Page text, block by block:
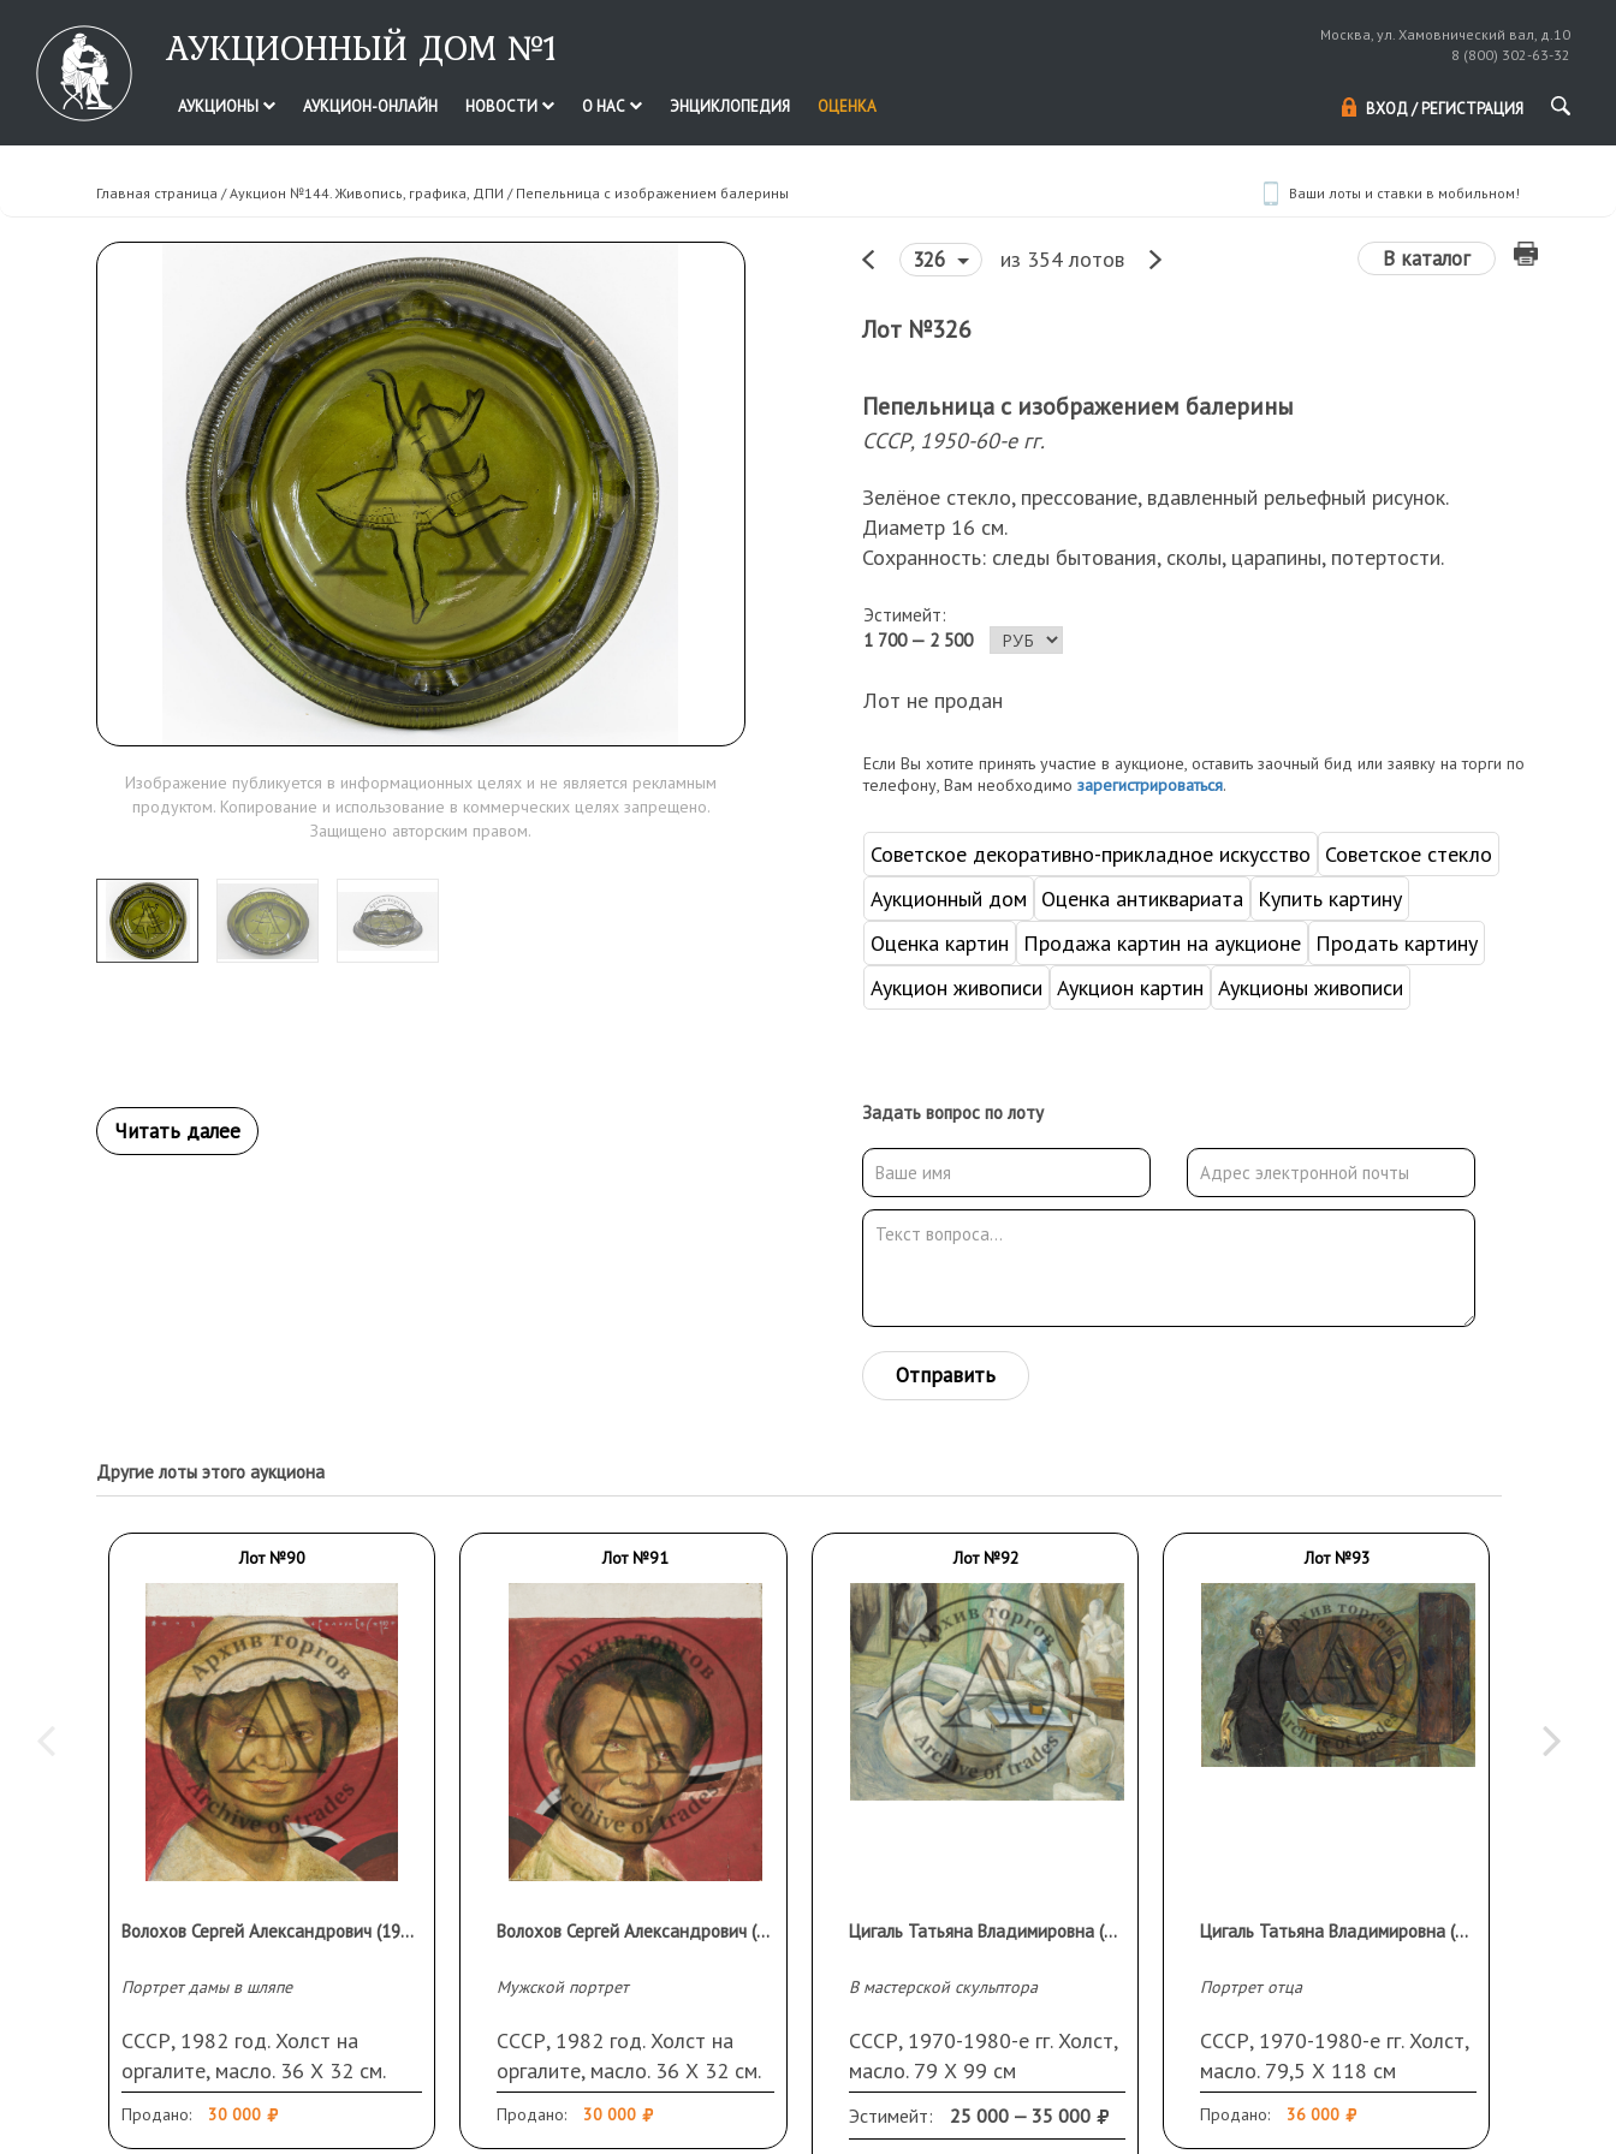
АУКЦИОННЫЙ ДОМ №1
Москва, ул. Хамовнический вал, д.10
8 (800) 302-63-32
АУКЦИОНЫ АУКЦИОН-ОНЛАЙН НОВОСТИ О НАС ЭНЦИКЛОПЕДИЯ ОЦЕНКА ВХОД / РЕГИСТРАЦИЯ
Главная страница /Аукцион №144. Живопись, графика, ДПИ / Пепельница с изображением балерины Ваши лоты и ставки в мобильном!
Изображение публикуется в информационных целях и не является рекламным
продуктом. Копирование и использование в коммерческих целях запрещено.
Защищено авторским правом.
326 из 354 лотов В каталог
Лот №326
Пепельница с изображением балерины
СССР, 1950-60-е гг.
Зелёное стекло, прессование, вдавленный рельефный рисунок.
Диаметр 16 см.
Сохранность: следы бытования, сколы, царапины, потертости.
Эстимейт:
1 700 — 2 500
Лот не продан
Если Вы хотите принять участие в аукционе, оставить заочный бид или заявку на торги по
телефону, Вам необходимо зарегистрироваться.
Советское декоративно-прикладное искусство
Советское стекло
Аукционный дом
Оценка антиквариата
Купить картину
Оценка картин
Продажа картин на аукционе
Продать картину
Аукцион живописи Аукцион картин Аукционы живописи
Задать вопрос по лоту
Отправить
Другие лоты этого аукциона
Лот №90
Волохов Сергей Александрович (1937 г.р.)
Портрет дамы в шляпе
СССР, 1982 год. Холст на
оргалите, масло. 36 Х 32 см.
Подпись и дата справа вверху.
Продано: 30 000
Лот №91
Волохов Сергей Александрович (1937 г.р.)
Мужской портрет
СССР, 1982 год. Холст на
оргалите, масло. 36 Х 32 см.
Без подписи.
Продано: 30 000
Лот №92
Цигаль Татьяна Владимировна (1951 г.р.)
В мастерской скульптора
СССР, 1970-1980-е гг. Холст,
масло. 79 Х 99 см
Эстимейт: 25 000 — 35 000
Лот №93
Цигаль Татьяна Владимировна (1951 г.р.)
Портрет отца
СССР, 1970-1980-е гг. Холст,
масло. 79,5 Х 118 см
Продано: 36 000